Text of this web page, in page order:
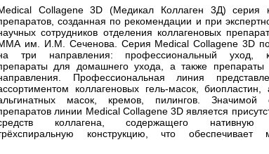
Collagene 3D (Медикал Коллаген 3Д) серия
созданная по рекомендации и при
сотрудников отделения коллагеновых
им. И.М. Сеченова. Серия Medical Collagene 3D
три направления: профессиональный уход,
для домашнего ухода, а также препараты
Профессиональная линия
коллагеновых гель-масок,биопластин
масок
кремов пилингов . Значимой
линии Medical Collagene 3D является
коллагена, содержащего нативную
конструкцию, что обеспечивает